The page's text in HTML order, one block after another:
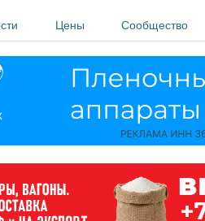
Цены Сообщество